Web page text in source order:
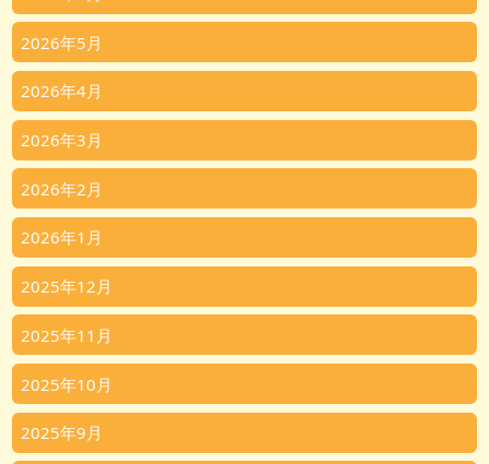
2026年5月
2026年4月
2026年3月
2026年2月
2026年1月
2025年12月
2025年11月
2025年10月
2025年9月